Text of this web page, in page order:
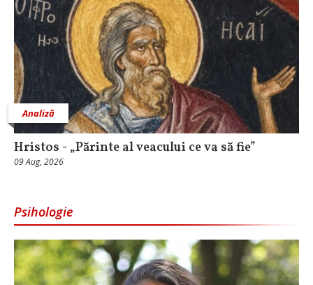
Analiză
Hristos - „Părinte al veacului ce va să fie”
09 Aug, 2026
Psihologie